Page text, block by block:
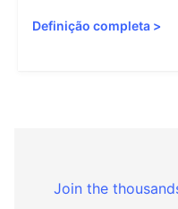
Definição completa >
Join the